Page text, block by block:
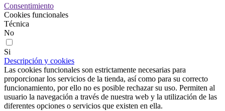
Consentimiento
Cookies funcionales
Técnica
No
Si
Descripción y cookies
Las cookies funcionales son estrictamente necesarias para
proporcionar los servicios de la tienda, así como para su correcto
funcionamiento, por ello no es posible rechazar su uso. Permiten al
usuario la navegación a través de nuestra web y la utilización de las
diferentes opciones o servicios que existen en ella.